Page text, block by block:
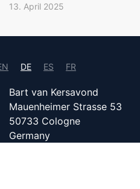
13. April 2025
DE ES FR
Bart van Kersavond
Mauenheimer Strasse 53
50733 Cologne
Germany